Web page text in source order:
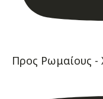
Προς Ρωμαίους